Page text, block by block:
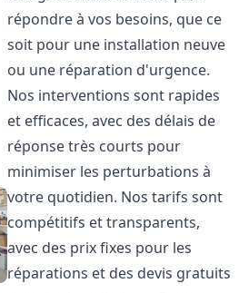
répondre à vos besoins, que ce
soit pour une installation neuve
ou une réparation d'urgence.
Nos interventions sont rapides
et efficaces, avec des délais de
réponse très courts pour
minimiser les perturbations à
votre quotidien. Nos tarifs sont
compétitifs et transparents,
avec des prix fixes pour les
réparations et des devis gratuits